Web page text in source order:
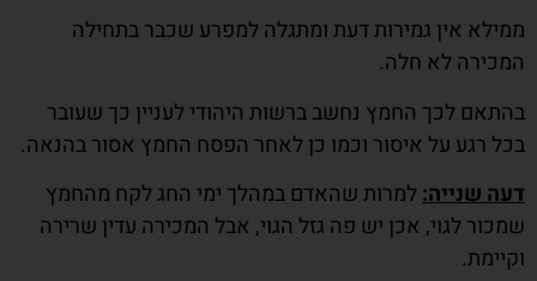
ממילא אין גמירות דעת ומתגלה למפרע שכבר בתחילה
המכירה לא חלה.
בהתאם לכך החמץ נחשב ברשות היהודי לעניין כך שעובר
בכל רגע על איסור וכמו כן לאחר הפסח החמץ אסור בהנאה.
דעה שנייה:למרות שהאדם במהלך ימי החג לקח מהחמץ
שמכור לגוי, אכן יש פה גזל הגוי, אבל המכירה עדין שרירה
וקיימת.